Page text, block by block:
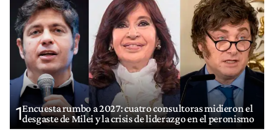
1Encuesta rumbo a 2027: cuatro consultoras midieron el
desgaste de Milei y la crisis de liderazgo en el peronismo